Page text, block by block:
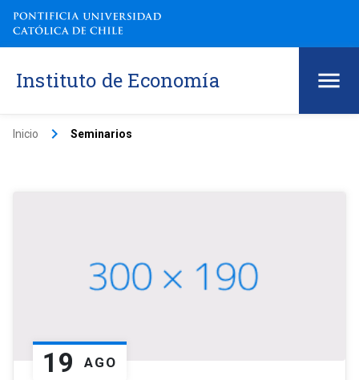
Instituto de Economía
Inicio keyboard_arrow_right Seminarios
19 AGO